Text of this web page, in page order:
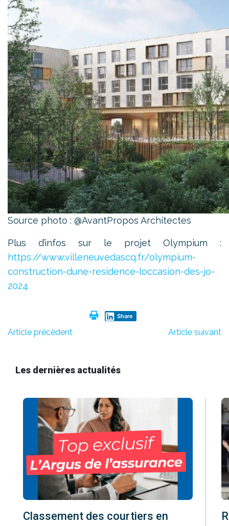
Source photo : @AvantPropos Architectes
Plus d’infos sur le projet Olympium :
https://www.villeneuvedascq.fr/olympium-
construction-dune-residence-loccasion-des-jo-
2024
Share
Article précèdent Article suivant
Les dernières actualités
Classement des courtiers en